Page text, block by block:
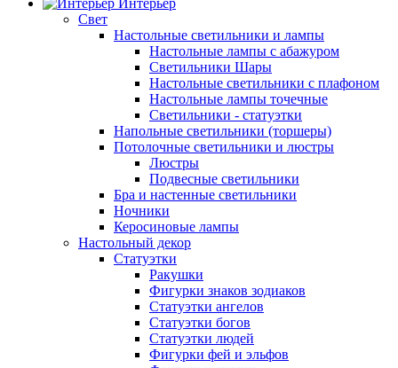
Интерьер
Свет
Настольные светильники и лампы
Настольные лампы с абажуром
Светильники Шары
Настольные светильники с плафоном
Настольные лампы точечные
Светильники - статуэтки
Напольные светильники (торшеры)
Потолочные светильники и люстры
Люстры
Подвесные светильники
Бра и настенные светильники
Ночники
Керосиновые лампы
Настольный декор
Статуэтки
Ракушки
Фигурки знаков зодиаков
Статуэтки ангелов
Статуэтки богов
Статуэтки людей
Фигурки фей и эльфов